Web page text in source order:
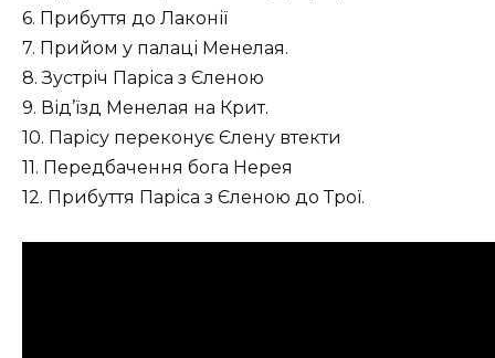
6. Прибуття до Лаконії
7. Прийом у палаці Менелая.
8. Зустріч Паріса з Єленою
9. Від’їзд Менелая на Крит.
10. Парісу переконує Єлену втекти
11. Передбачення бога Нерея
12. Прибуття Паріса з Єленою до Трої.